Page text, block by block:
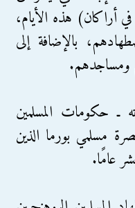
في أراكان) هذه الأيام،
بالإضافة إلى
ومساجدهم.
ـ حكومات المسلمين
مسلمي بورما الذين
عامًا.